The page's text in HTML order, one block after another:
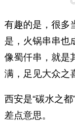
有趣的是，很多
是，火锅串串也
像蜀仟串，就是
满，足见大众之
西安是“碳水之
差点意思。